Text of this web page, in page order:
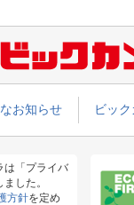
お知らせ ビッ
は「プライバ
した。
方針を定め